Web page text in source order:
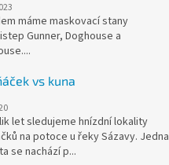
máme maskovací stany
Gunner, Doghouse a
vs kuna
let sledujeme hnízdní lokality
na potoce u řeky Sázavy. Jedna
se nachází p...